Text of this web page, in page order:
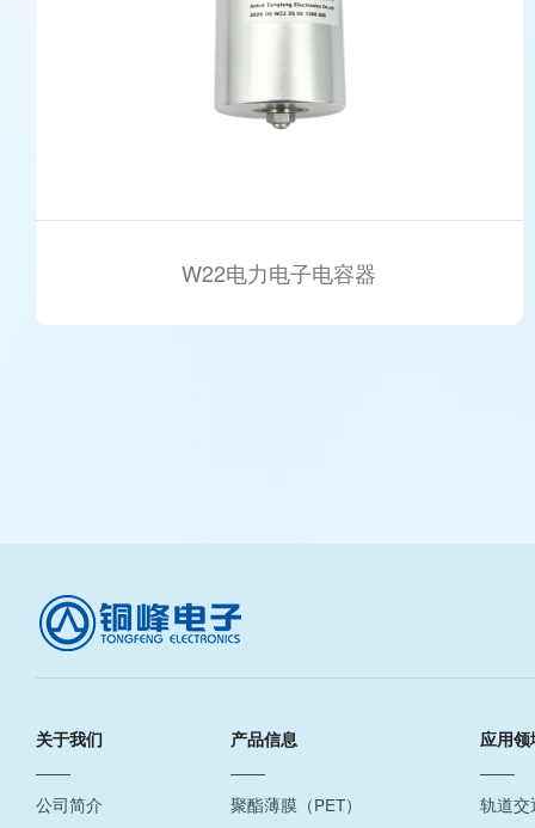
W22电力电子电容器
关于我们
公司简介
产品信息
聚酯薄膜（PET）
应用领
轨道交